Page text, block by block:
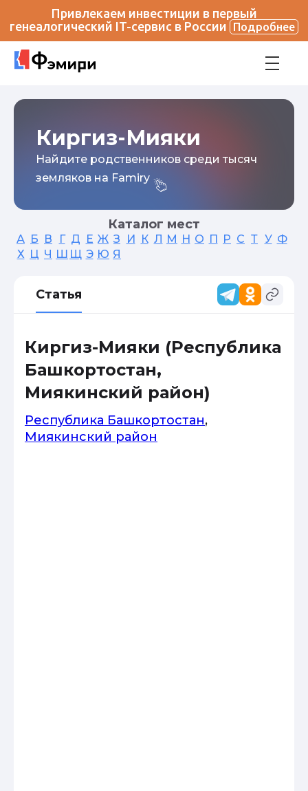
Привлекаем инвестиции в первый
генеалогический IT-сервис в России
Подробнее
Киргиз-Мияки
Найдите родственников среди тысяч
земляков на Famiry
Каталог мест
А Б В Г Д Е Ж З И К Л М Н О П Р С Т У Ф
Х Ц Ч Ш Щ Э Ю Я
Статья
Киргиз-Мияки (Республика
Башкортостан,
Миякинский район)
Республика Башкортостан,
Миякинский район